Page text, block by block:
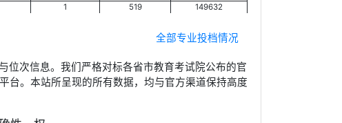
1 519 149632
全部专业投档情况
位次信息。我们严格对标各省市教育考试院公布的官
台。本站所呈现的所有数据，均与官方渠道保持高度